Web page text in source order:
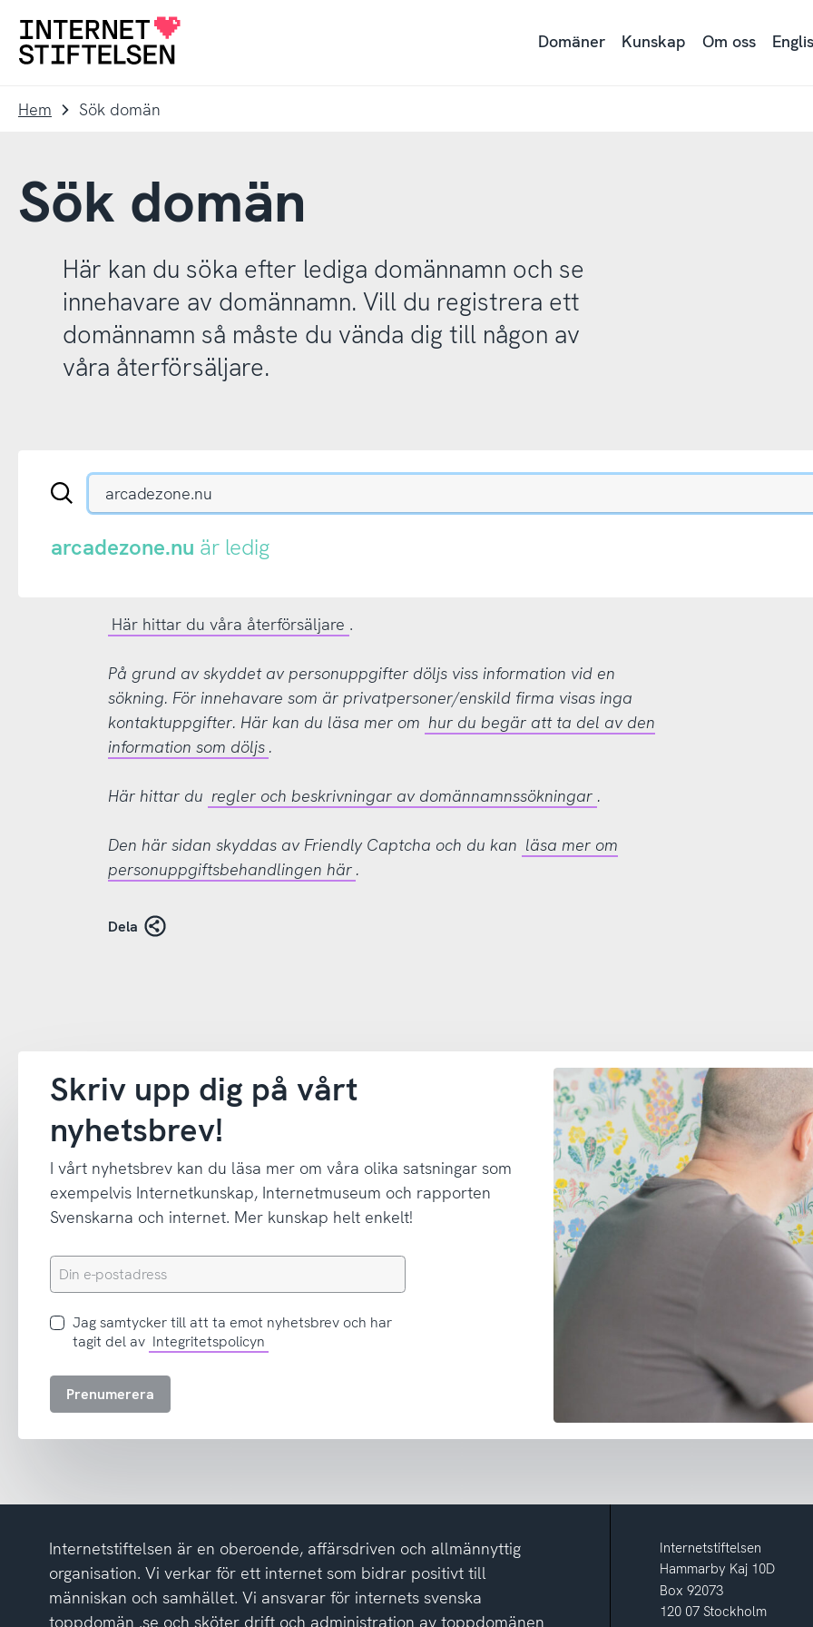
navigering
innehåll
Till
Domäner Kunskap Om oss
Hem Sök domän
Sök domän
Här kan du söka efter lediga domännamn och se
innehavare av domännamn. Vill du registrera ett
domännamn så måste du vända dig till någon av
våra återförsäljare.
Sök
.se-
eller
.nu-
arcadezone.nu är ledig
Här hittar du våra återförsäljare .
På grund av skyddet av personuppgifter döljs viss information vid en
sökning. För innehavare som är privatpersoner/enskild firma visas inga
kontaktuppgifter. Här kan du läsa mer om hur du begär att ta del av den
information som döljs .
Här hittar du regler och beskrivningar av domännamnssökningar .
Den här sidan skyddas av Friendly Captcha och du kan läsa mer om
personuppgiftsbehandlingen här .
Dela
Skriv upp dig på vårt
nyhetsbrev!
I vårt nyhetsbrev kan du läsa mer om våra olika satsningar som
exempelvis Internetkunskap, Internetmuseum och rapporten
Svenskarna och internet. Mer kunskap helt enkelt!
Din
e-
Jag
samtycker
att
nyhetsbrev
tagit
av
integritetspolicyn
Jag samtycker till att ta emot nyhetsbrev och har
tagit del av Integritetspolicyn
Prenumerera
Internetstiftelsen är en oberoende, affärsdriven och allmännyttig
organisation. Vi verkar för ett internet som bidrar positivt till
människan och samhället. Vi ansvarar för internets svenska
toppdomän .se och sköter drift och administration av toppdomänen
Internetstiftelsen
Hammarby Kaj 10D
Box 92073
120 07 Stockholm